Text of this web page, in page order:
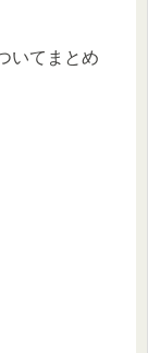
いてまとめ